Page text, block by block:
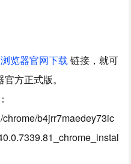
览器官网下载链接，就可
方正式版。
b4jrr7maedey73ic